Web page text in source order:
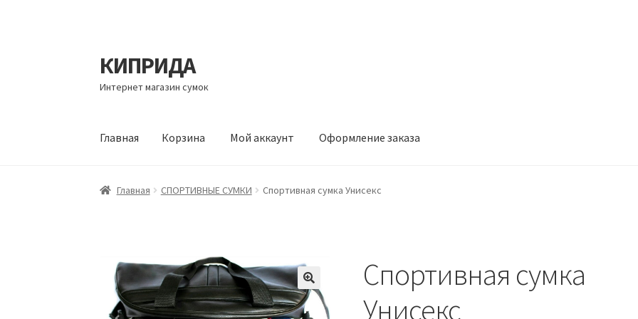
Перейти
к
навигации
Перейти
к
содержимому
КИПРИДА
Интернет магазин сумок
Главная Корзина Мой аккаунт Оформление заказа
Главная КорзинаМой аккаунт Оформление заказа
Главная СПОРТИВНЫЕ СУМКИ Спортивная сумка Унисекс
Спортивная сумка
Унисекс